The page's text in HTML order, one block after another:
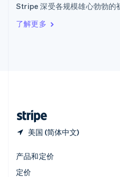
Stripe 深受各规模雄心勃勃的
了解更多
美国 (简体中文)
ItalianoEnglish
English
产品和定价
定价